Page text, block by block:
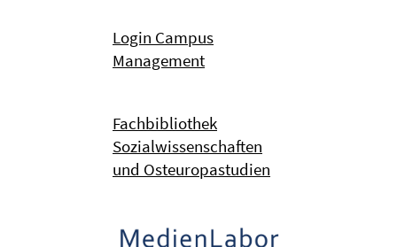
Login Campus
Management
Fachbibliothek
Sozialwissenschaften
und Osteuropastudien